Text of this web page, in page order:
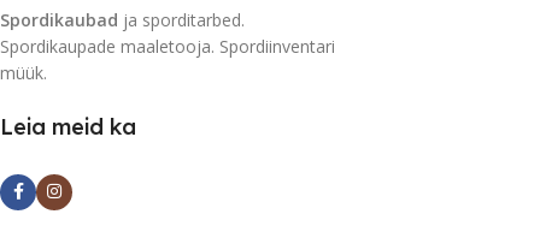
Spordikaubad ja sporditarbed.
Spordikaupade maaletooja. Spordiinventari
müük.
Leia meid ka